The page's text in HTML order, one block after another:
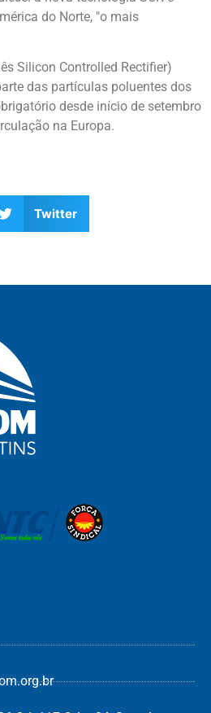
do Norte, "o mais
Silicon Controlled Rectifier)
das partículas poluentes dos
desde início de setembro
na Europa.
Twitter